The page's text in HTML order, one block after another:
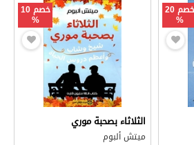
خصم 20
%
خصم 10
%
الثلاثاء بصحبة موري
ميتش ألبوم